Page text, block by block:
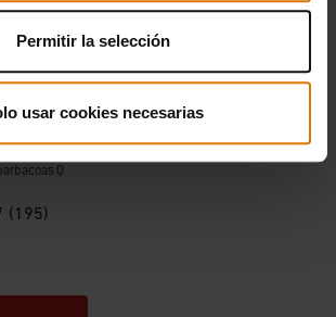
Permitir la selección
usar cookies necesarias
Q
(195)